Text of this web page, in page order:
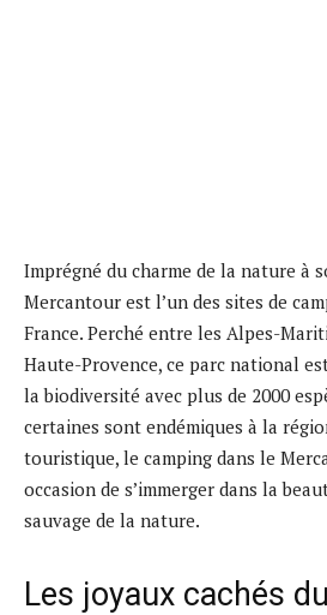
Imprégné du charme de la nature à
Mercantour est l’un des sites de
France. Perché entre les Alpes-
Haute-Provence, ce parc national
la biodiversité avec plus de 2000
certaines sont endémiques à la
touristique, le camping dans le
occasion de s’immerger dans la
sauvage de la nature.
Les joyaux cachés